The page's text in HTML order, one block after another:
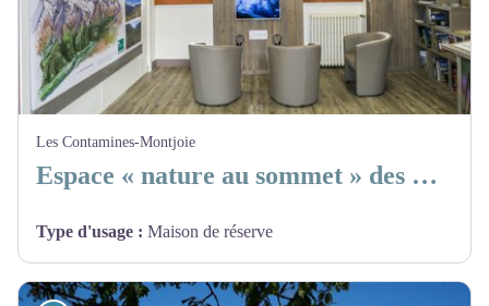
Les Contamines-Montjoie
Espace « nature au sommet » des Contamines-Montjoie
Type d'usage : Maison de réserve